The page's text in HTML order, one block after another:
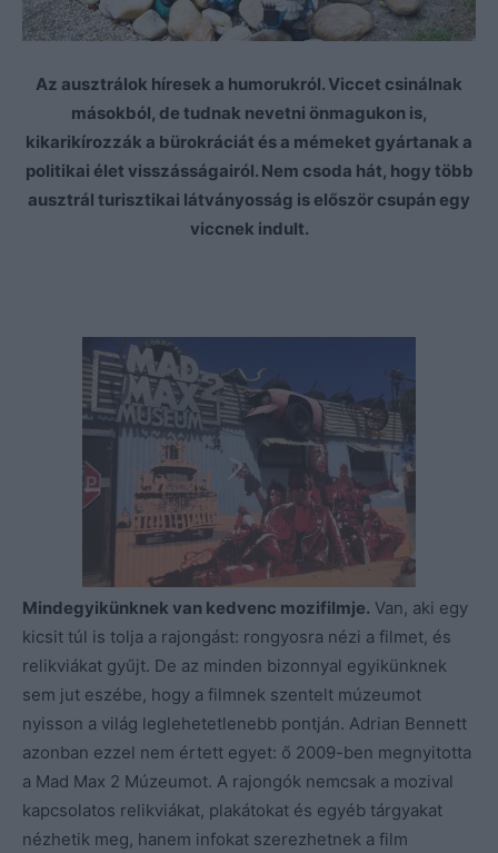
Az ausztrálok híresek a humorukról. Viccet csinálnak
másokból, de tudnak nevetni önmagukon is,
kikarikírozzák a bürokráciát és a mémeket gyártanak a
politikai élet visszásságairól. Nem csoda hát, hogy több
ausztrál turisztikai látványosság is először csupán egy
viccnek indult.
Mindegyikünknek van kedvenc mozifilmje. Van, aki egy
kicsit túl is tolja a rajongást: rongyosra nézi a filmet, és
relikviákat gyűjt. De az minden bizonnyal egyikünknek
sem jut eszébe, hogy a filmnek szentelt múzeumot
nyisson a világ leglehetetlenebb pontján. Adrian Bennett
azonban ezzel nem értett egyet: ő 2009-ben megnyitotta
a Mad Max 2 Múzeumot. A rajongók nemcsak a mozival
kapcsolatos relikviákat, plakátokat és egyéb tárgyakat
nézhetik meg, hanem infokat szerezhetnek a film